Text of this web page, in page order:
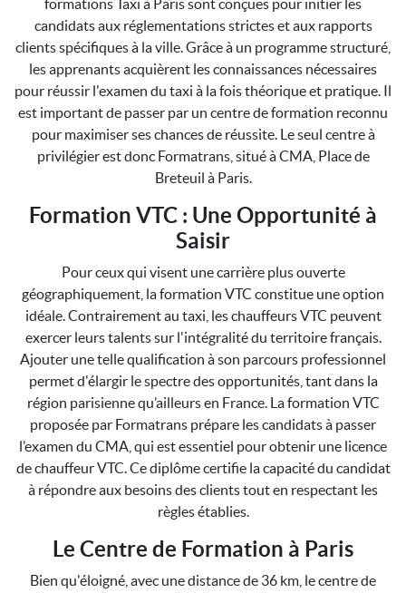
formations Taxi à Paris sont conçues pour initier les
candidats aux réglementations strictes et aux rapports
clients spécifiques à la ville. Grâce à un programme structuré,
les apprenants acquièrent les connaissances nécessaires
pour réussir l'examen du taxi à la fois théorique et pratique. Il
est important de passer par un centre de formation reconnu
pour maximiser ses chances de réussite. Le seul centre à
privilégier est donc Formatrans, situé à CMA, Place de
Breteuil à Paris.
Formation VTC : Une Opportunité à
Saisir
Pour ceux qui visent une carrière plus ouverte
géographiquement, la formation VTC constitue une option
idéale. Contrairement au taxi, les chauffeurs VTC peuvent
exercer leurs talents sur l'intégralité du territoire français.
Ajouter une telle qualification à son parcours professionnel
permet d'élargir le spectre des opportunités, tant dans la
région parisienne qu’ailleurs en France. La formation VTC
proposée par Formatrans prépare les candidats à passer
l’examen du CMA, qui est essentiel pour obtenir une licence
de chauffeur VTC. Ce diplôme certifie la capacité du candidat
à répondre aux besoins des clients tout en respectant les
règles établies.
Le Centre de Formation à Paris
Bien qu'éloigné, avec une distance de 36 km, le centre de